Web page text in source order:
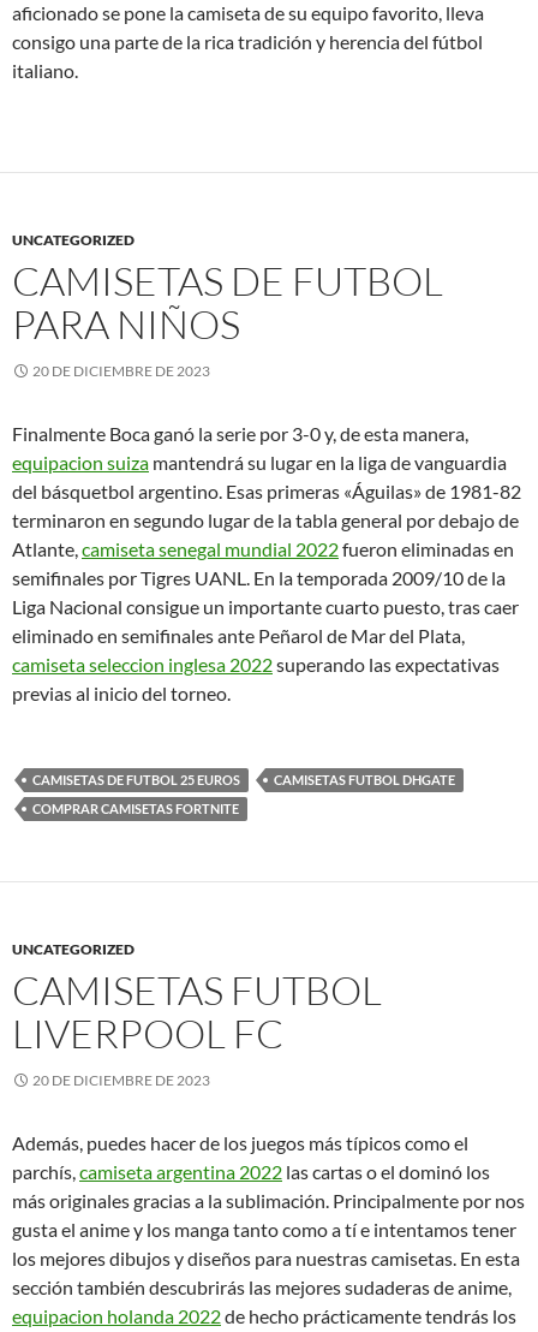
aficionado se pone la camiseta de su equipo favorito, lleva
consigo una parte de la rica tradición y herencia del fútbol
italiano.
UNCATEGORIZED
CAMISETAS DE FUTBOL
PARA NIÑOS
20 DE DICIEMBRE DE 2023
Finalmente Boca ganó la serie por 3-0 y, de esta manera,
equipacion suiza mantendrá su lugar en la liga de vanguardia
del básquetbol argentino. Esas primeras «Águilas» de 1981-82
terminaron en segundo lugar de la tabla general por debajo de
Atlante,camiseta senegal mundial 2022fueron eliminadas en
semifinales por Tigres UANL. En la temporada 2009/10 de la
Liga Nacional consigue un importante cuarto puesto, tras caer
eliminado en semifinales ante Peñarol de Mar del Plata,
camiseta seleccion inglesa 2022superando las expectativas
previas al inicio del torneo.
CAMISETAS DE FUTBOL 25 EUROS
CAMISETAS FUTBOL DHGATE
COMPRAR CAMISETAS FORTNITE
UNCATEGORIZED
CAMISETAS FUTBOL
LIVERPOOL FC
20 DE DICIEMBRE DE 2023
Además, puedes hacer de los juegos más típicos como el
parchís,camiseta argentina 2022 las cartas o el dominó los
más originales gracias a la sublimación. Principalmente por nos
gusta el anime y los manga tanto como a tí e intentamos tener
los mejores dibujos y diseños para nuestras camisetas. En esta
sección también descubrirás las mejores sudaderas de anime,
equipacion holanda 2022de hecho prácticamente tendrás los